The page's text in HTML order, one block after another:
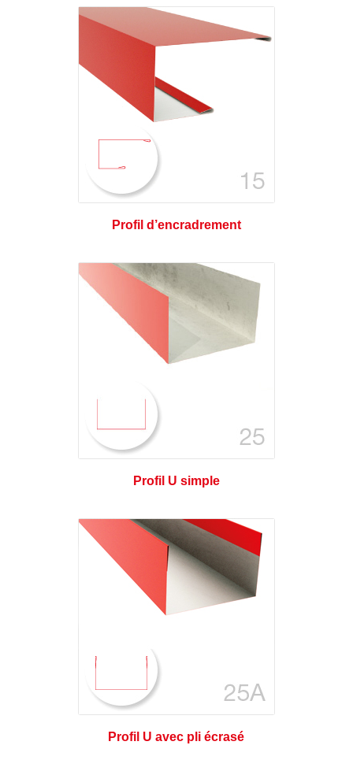
Profil d’encradrement
Profil U simple
Profil U avec pli écrasé